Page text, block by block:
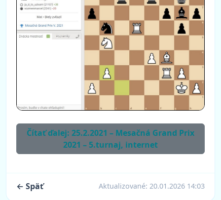
Čítať ďalej: 25.2.2021 – Mesačná Grand Prix
2021 – 5.turnaj, internet
← Späť Aktualizované: 20.01.2026 14:03